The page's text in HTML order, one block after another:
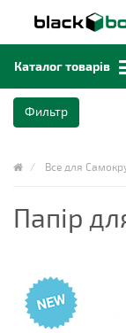
Каталог товарів
Фильтр
Все для
Папір